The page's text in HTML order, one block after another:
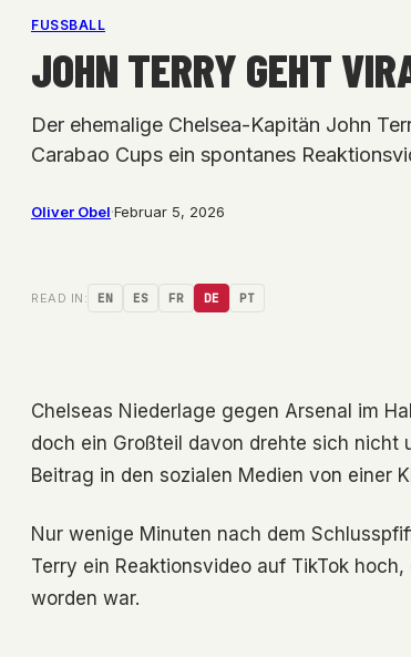
FUSSBALL
JOHN TERRY GEHT
Der ehemalige Chelsea-Kapitän John
Carabao Cups ein spontanes
Oliver Obel·Februar 5, 2026
READ IN: EN ES FR DE PT
Chelseas Niederlage gegen Arsenal im
doch ein Großteil davon drehte sich nicht
Beitrag in den sozialen Medien von einer
Nur wenige Minuten nach dem
Terry ein Reaktionsvideo auf TikTok
worden war.